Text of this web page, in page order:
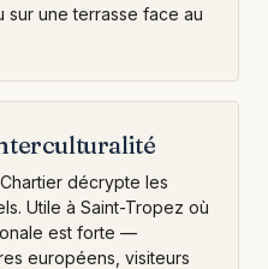
sur une terrasse face au
décrypte les
Utile à Saint-Tropez où
est forte —
européens, visiteurs